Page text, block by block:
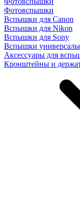
Фотовспышки
Вспышки для Canon
Вспышки для Nikon
Вспышки для Sony
Вспышки
Аксесcуары для
Кронштейны и